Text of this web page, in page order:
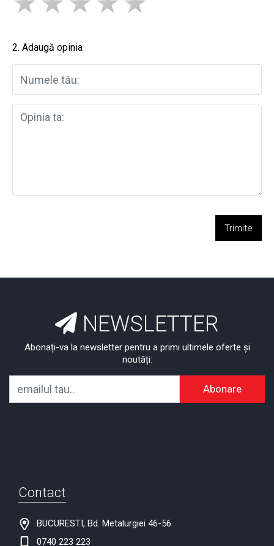
2. Adaugă opinia
Trimite
NEWSLETTER
Abonați-va la newsletter pentru a primi ultimele oferte și
noutăți:
Abonare
Contact
BUCURESTI, Bd. Metalurgiei 46-56
0740 223 223